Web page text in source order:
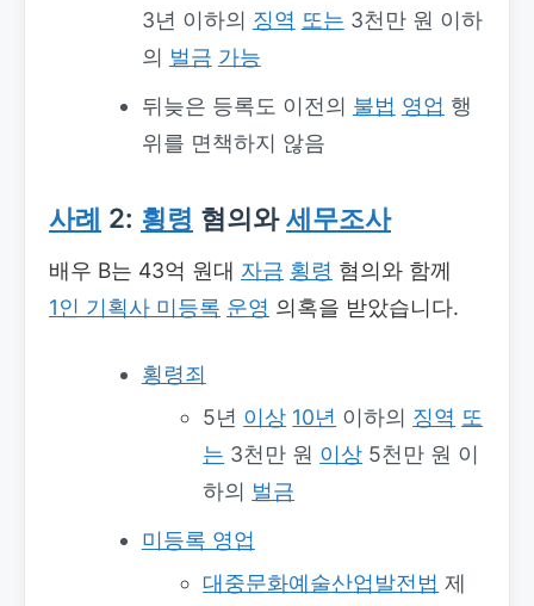
3년 이하의 징역 또는 3천만 원 이하
의 벌금 가능
뒤늦은 등록도 이전의 불법 영업 행
위를 면책하지 않음
사례 2: 횡령 혐의와세무조사
배우 B는 43억 원대 자금 횡령 혐의와 함께
1인 기획사 미등록 운영 의혹을 받았습니다.
횡령죄
5년 이상 10년 이하의 징역 또
는 3천만 원 이상 5천만 원 이
하의 벌금
미등록 영업
대중문화예술산업발전법 제